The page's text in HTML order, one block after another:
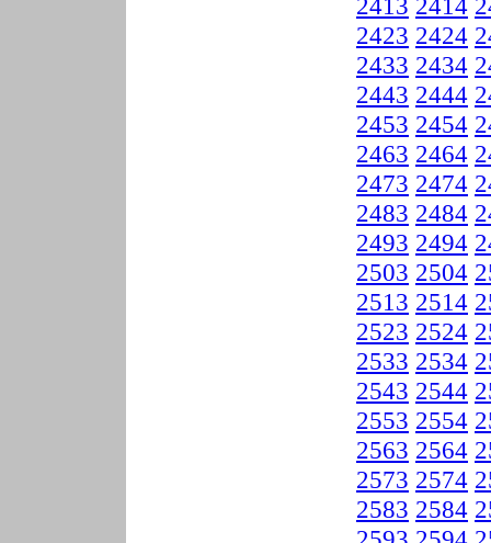
2423 2424
2433 2434
2443 2444
2453 2454
2463 2464
2473 2474
2483 2484
2493 2494
2503 2504
2513 2514
2523 2524
2533 2534
2543 2544
2553 2554
2563 2564
2573 2574
2583 2584